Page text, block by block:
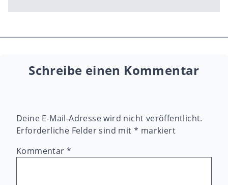
Schreibe einen Kommentar
Deine E-Mail-Adresse wird nicht veröffentlicht.
Erforderliche Felder sind mit * markiert
Kommentar*